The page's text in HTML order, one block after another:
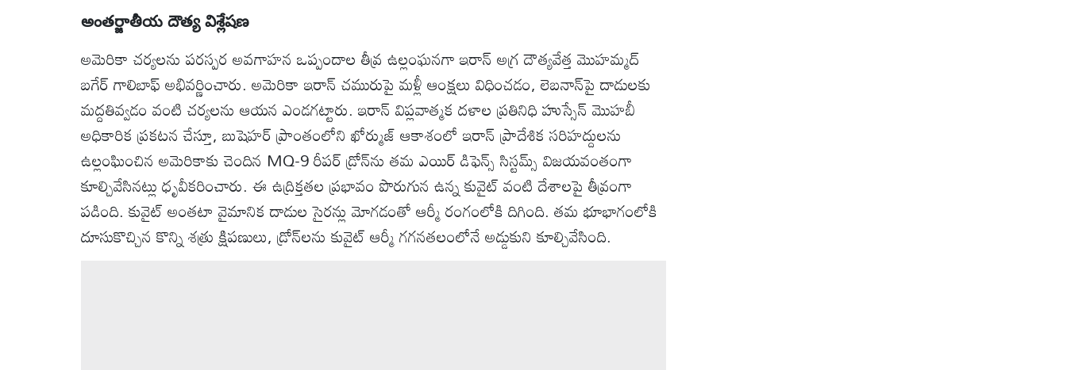
అంతర్జాతీయ దౌత్య విశ్లేషణ
అమెరికా చర్యలను పరస్పర అవగాహన ఒప్పందాల తీవ్ర ఉల్లంఘనగా ఇరాన్ అగ్ర దౌత్యవేత్త మొహమ్మద్
బగేర్ గాలిబాఫ్ అభివర్ణించారు. అమెరికా ఇరాన్ చమురుపై మళ్లీ ఆంక్షలు విధించడం, లెబనాన్‌పై దాడులకు
మద్దతివ్వడం వంటి చర్యలను ఆయన ఎండగట్టారు. ఇరాన్ విప్లవాత్మక దళాల ప్రతినిధి హుస్సేన్ మొహబీ
అధికారిక ప్రకటన చేస్తూ, బుషెహర్ ప్రాంతంలోని ఖోర్ముజ్ ఆకాశంలో ఇరాన్ ప్రాదేశిక సరిహద్దులను
ఉల్లంఘించిన అమెరికాకు చెందిన MQ-9 రీపర్ డ్రోన్‌ను తమ ఎయిర్ డిఫెన్స్ సిస్టమ్స్ విజయవంతంగా
కూల్చివేసినట్లు ధృవీకరించారు. ఈ ఉద్రిక్తతల ప్రభావం పొరుగున ఉన్న కువైట్ వంటి దేశాలపై తీవ్రంగా
పడింది. కువైట్ అంతటా వైమానిక దాడుల సైరన్లు మోగడంతో ఆర్మీ రంగంలోకి దిగింది. తమ భూభాగంలోకి
దూసుకొచ్చిన కొన్ని శత్రు క్షిపణులు, డ్రోన్‌లను కువైట్ ఆర్మీ గగనతలంలోనే అడ్డుకుని కూల్చివేసింది.